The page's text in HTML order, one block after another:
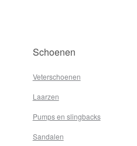
Schoenen
Veterschoenen
Laarzen
Pumps en slingbacks
Sandalen